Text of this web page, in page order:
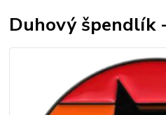
Duhový špendlík